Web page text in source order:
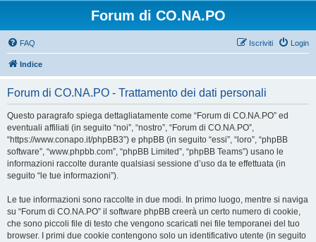
Forum di CO.NA.PO
FAQ Login
Iscriviti
Indice
Forum di CO.NA.PO - Trattamento dei dati personali
Questo paragrafo spiega dettagliatamente come “Forum di CO.NA.PO” ed
eventuali affiliati (in seguito “noi”, “nostro”, “Forum di CO.NA.PO”,
“https://www.conapo.it/phpBB3”) e phpBB (in seguito “essi”, “loro”, “phpBB
software”, “www.phpbb.com”, “phpBB Limited”, “phpBB Teams”) usano le
informazioni raccolte durante qualsiasi sessione d’uso da te effettuata (in
seguito “le tue informazioni”).
Le tue informazioni sono raccolte in due modi. In primo luogo, mentre si naviga
su “Forum di CO.NA.PO” il software phpBB creerà un certo numero di cookie,
che sono piccoli file di testo che vengono scaricati nei file temporanei del tuo
browser. I primi due cookie contengono solo un identificativo utente (in seguito